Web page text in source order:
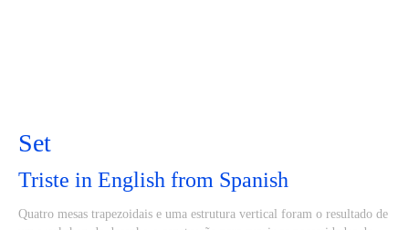
Set
Triste in English from Spanish
Quatro mesas trapezoidais e uma estrutura vertical foram o resultado de